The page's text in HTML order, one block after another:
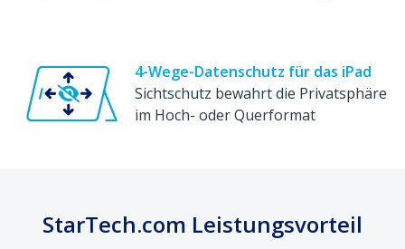
4-Wege-Datenschutz für das iPad
Sichtschutz bewahrt die Privatsphäre
im Hoch- oder Querformat
StarTech.com Leistungsvorteil